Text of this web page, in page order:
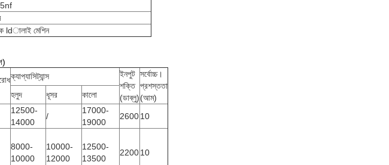
ldালাই মেশিন
ক্যাপ্যাসিট্যান্স
ইনপুট
শক্তি
(ডাব্লু)
সর্বোচ্চ।
প্রশস্ততা
(আম)
হলুদ ধূসর
কালো
12500-
14000
/
17000-
19000
260010
8000-
10000
10000-
12000
12500-
13500
220010